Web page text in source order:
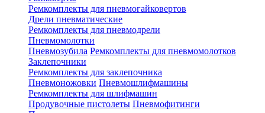
Ремкомплекты для пневмогайковертов
Дрели пневматические
Ремкомплекты для пневмодрели
Пневмомолотки
Пневмозубила Ремкомплекты для пневмомолотков
Заклепочники
Ремкомплекты для заклепочника
Пневмоножовки Пневмошлифмашины
Ремкомплекты для шлифмашин
Продувочные пистолеты Пневмофитинги